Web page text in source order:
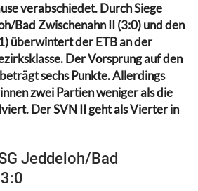
verabschiedet. Durch Siege
Bad Zwischenahn II (3:0) und den
überwintert der ETB an der
Der Vorsprung auf den
sechs Punkte. Allerdings
zwei Partien weniger als die
Der SVN II geht als Vierter in
Jeddeloh/Bad